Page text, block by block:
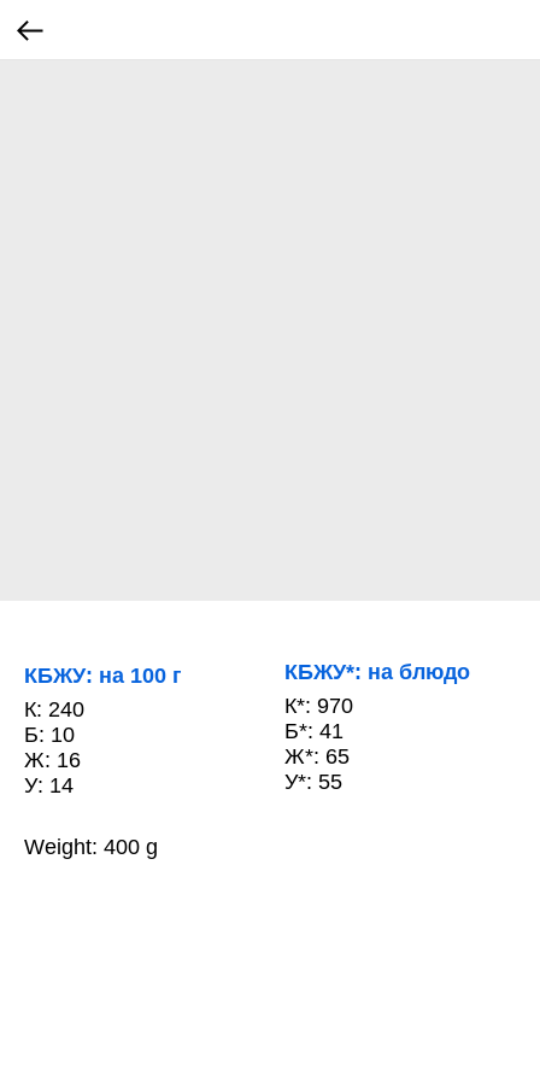
КБЖУ: на 100 г
К: 240
Б: 10
Ж: 16
У: 14
КБЖУ*: на блюдо
К*: 970
Б*: 41
Ж*: 65
У*: 55
Weight: 400 g